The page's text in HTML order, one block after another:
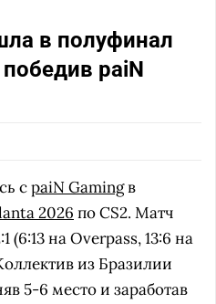
в полуфинал
paiN
сpaiN Gamingв
2026 по CS2. Матч
(6:13 на Overpass, 13:6 на
из Бразилии
5-6 место и заработав